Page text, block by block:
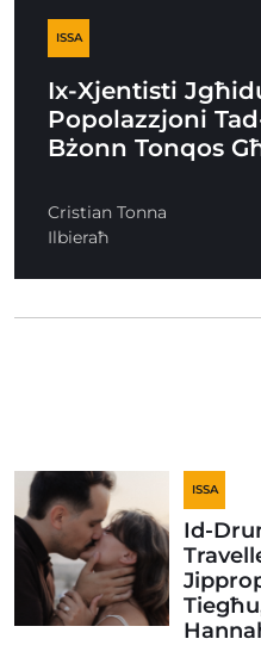
ISSA
Ix-Xjentisti
Popolazzjoni
Bżonn Tonqos
Cristian Tonna
Ilbieraħ
ISSA
Id-